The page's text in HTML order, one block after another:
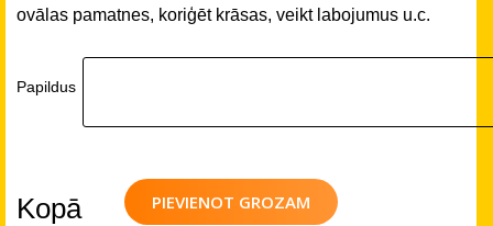
ovālas pamatnes, koriģēt krāsas, veikt labojumus u.c.
Papildus
PIEVIENOT GROZAM
Kopā